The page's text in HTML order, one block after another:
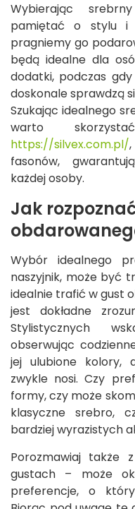
Wybierając
pamiętać o stylu i
pragniemy go
będą idealne dla
dodatki, podczas
doskonale sprawdzą
Szukając idealnego
warto
https://silvex.com.pl/
fasonów,
każdej osoby.
Jak
Wybór idealnego
naszyjnik, może być
idealnie trafić w gust
jest dokładne
Stylistycznych
obserwując
jej ulubione kolory,
zwykle nosi. Czy
formy, czy może
klasyczne srebro,
bardziej wyrazistych
Porozmawiaj także
gustach – może
preferencje, o